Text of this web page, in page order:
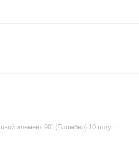
элемент 90˚ (Пломбир) 10 шт/уп